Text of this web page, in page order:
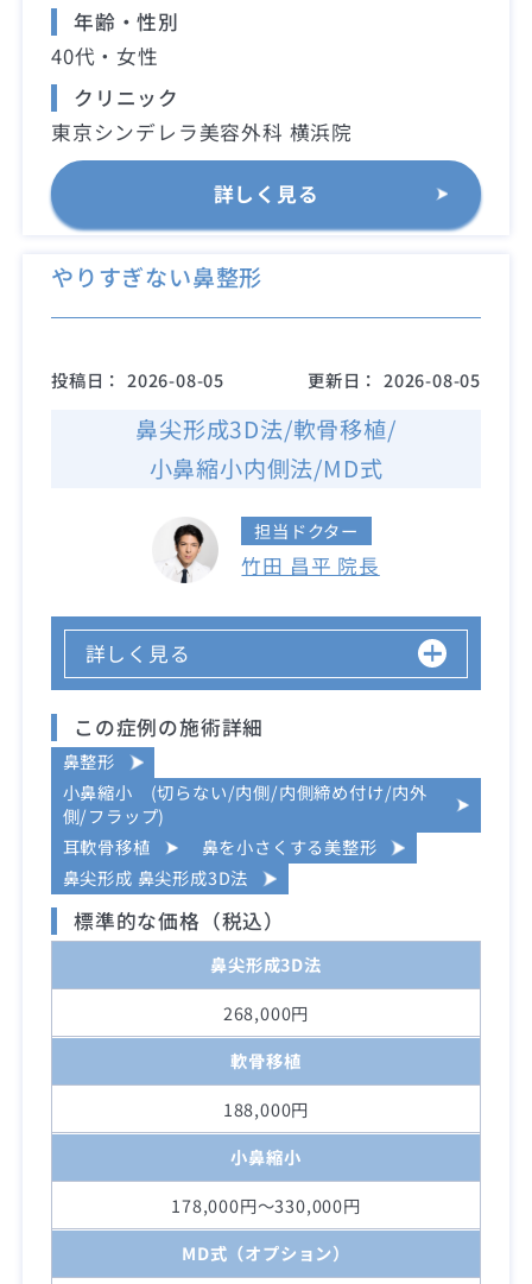
年齢・性別
40代・女性
クリニック
東京シンデレラ美容外科 横浜院
詳しく見る
やりすぎない鼻整形
投稿日： 2026-08-05 更新日： 2026-08-05
鼻尖形成3D法/軟骨移植/
小鼻縮小内側法/MD式
担当ドクター
竹田 昌平 院長
詳しく見る
この症例の施術詳細
鼻整形
小鼻縮小 (切らない/内側/内側締め付け/内外
側/フラップ)
耳軟骨移植
鼻を小さくする美整形
鼻尖形成 鼻尖形成3D法
標準的な価格（税込）
鼻尖形成3D法
268,000円
軟骨移植
188,000円
小鼻縮小
178,000円～330,000円
MD式（オプション）